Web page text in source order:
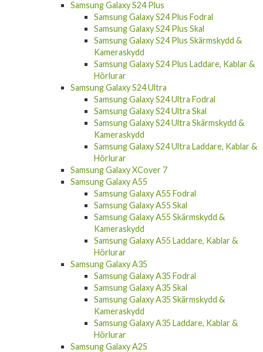
Samsung Galaxy S24 Plus Fodral
Samsung Galaxy S24 Plus Skal
Samsung Galaxy S24 Plus Skärmskydd &
Kameraskydd
Samsung Galaxy S24 Plus Laddare, Kablar &
Hörlurar
Samsung Galaxy S24 Ultra
Samsung Galaxy S24 Ultra Fodral
Samsung Galaxy S24 Ultra Skal
Samsung Galaxy S24 Ultra Skärmskydd &
Kameraskydd
Samsung Galaxy S24 Ultra Laddare, Kablar &
Hörlurar
Samsung Galaxy XCover 7
Samsung Galaxy A55
Samsung Galaxy A55 Fodral
Samsung Galaxy A55 Skal
Samsung Galaxy A55 Skärmskydd &
Kameraskydd
Samsung Galaxy A55 Laddare, Kablar &
Hörlurar
Samsung Galaxy A35
Samsung Galaxy A35 Fodral
Samsung Galaxy A35 Skal
Samsung Galaxy A35 Skärmskydd &
Kameraskydd
Samsung Galaxy A35 Laddare, Kablar &
Hörlurar
Samsung Galaxy A25
Samsung Galaxy A25 Fodral